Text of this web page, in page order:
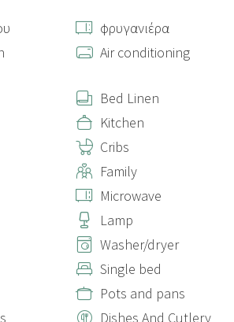
φρυγανιέρα
Air conditioning
Bed Linen
Kitchen
Cribs
Family
Microwave
Lamp
Washer/dryer
Single bed
Pots and pans
Dishes And Cutlery